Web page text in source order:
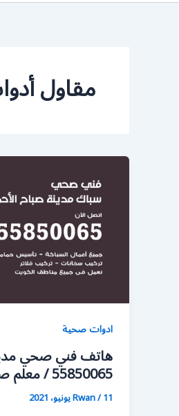
مقاول
ادوات صحية
هاتف فني صحي
55850065 / معلم صحي سباك
Rwan/11 يونيو، 2021